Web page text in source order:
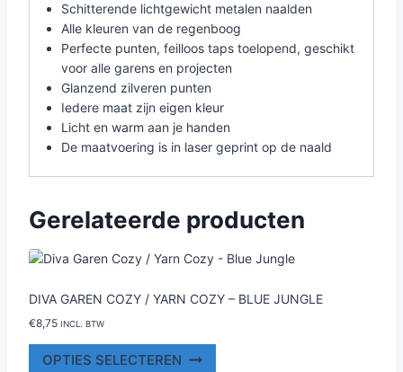
Schitterende lichtgewicht metalen naalden
Alle kleuren van de regenboog
Perfecte punten, feilloos taps toelopend, geschikt
voor alle garens en projecten
Glanzend zilveren punten
Iedere maat zijn eigen kleur
Licht en warm aan je handen
De maatvoering is in laser geprint op de naald
Gerelateerde producten
DIVA GAREN COZY / YARN COZY – BLUE JUNGLE
€8,75 INCL. BTW
OPTIES SELECTEREN